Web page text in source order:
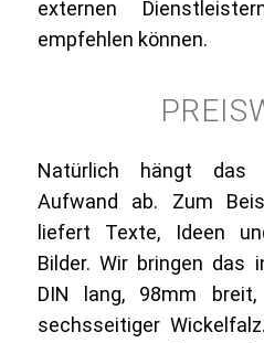
externen
empfehlen können.
Natürlich hängt das
Aufwand ab. Zum
liefert Texte, Ideen
Bilder. Wir bringen das
DIN lang, 98mm
sechsseitiger